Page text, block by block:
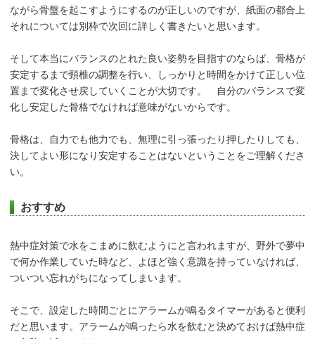
ながら骨盤を起こすようにするのが正しいのですが、紙面の都合上
それについては別枠で次回に詳しく書きたいと思います。
そして本当にバランスのとれた良い姿勢を目指すのならば、骨格が
安定するまで頸椎の調整を行い、しっかりと時間をかけて正しい位
置まで変化させ戻していくことが大切です。 自分のバランスで変
化し安定した骨格でなければ意味がないからです。
骨格は、自力でも他力でも、無理に引っ張ったり押したりしても、
決してよい形になり安定することはないということをご理解くださ
い。
おすすめ
熱中症対策で水をこまめに飲むようにと言われますが、野外で夢中
で何か作業していた時など、よほど強く意識を持っていなければ、
ついつい忘れがちになってしまいます。
そこで、設定した時間ごとにアラームが鳴るタイマーがあると便利
だと思います。アラームが鳴ったら水を飲むと決めておけば熱中症